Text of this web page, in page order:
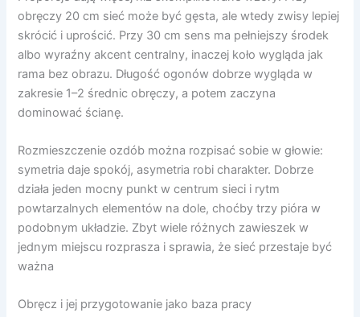
obręczy 20 cm sieć może być gęsta, ale wtedy zwisy lepiej
skrócić i uprościć. Przy 30 cm sens ma pełniejszy środek
albo wyraźny akcent centralny, inaczej koło wygląda jak
rama bez obrazu. Długość ogonów dobrze wygląda w
zakresie 1–2 średnic obręczy, a potem zaczyna
dominować ścianę.
Rozmieszczenie ozdób można rozpisać sobie w głowie:
symetria daje spokój, asymetria robi charakter. Dobrze
działa jeden mocny punkt w centrum sieci i rytm
powtarzalnych elementów na dole, choćby trzy pióra w
podobnym układzie. Zbyt wiele różnych zawieszek w
jednym miejscu rozprasza i sprawia, że sieć przestaje być
ważna
Obręcz i jej przygotowanie jako baza pracy